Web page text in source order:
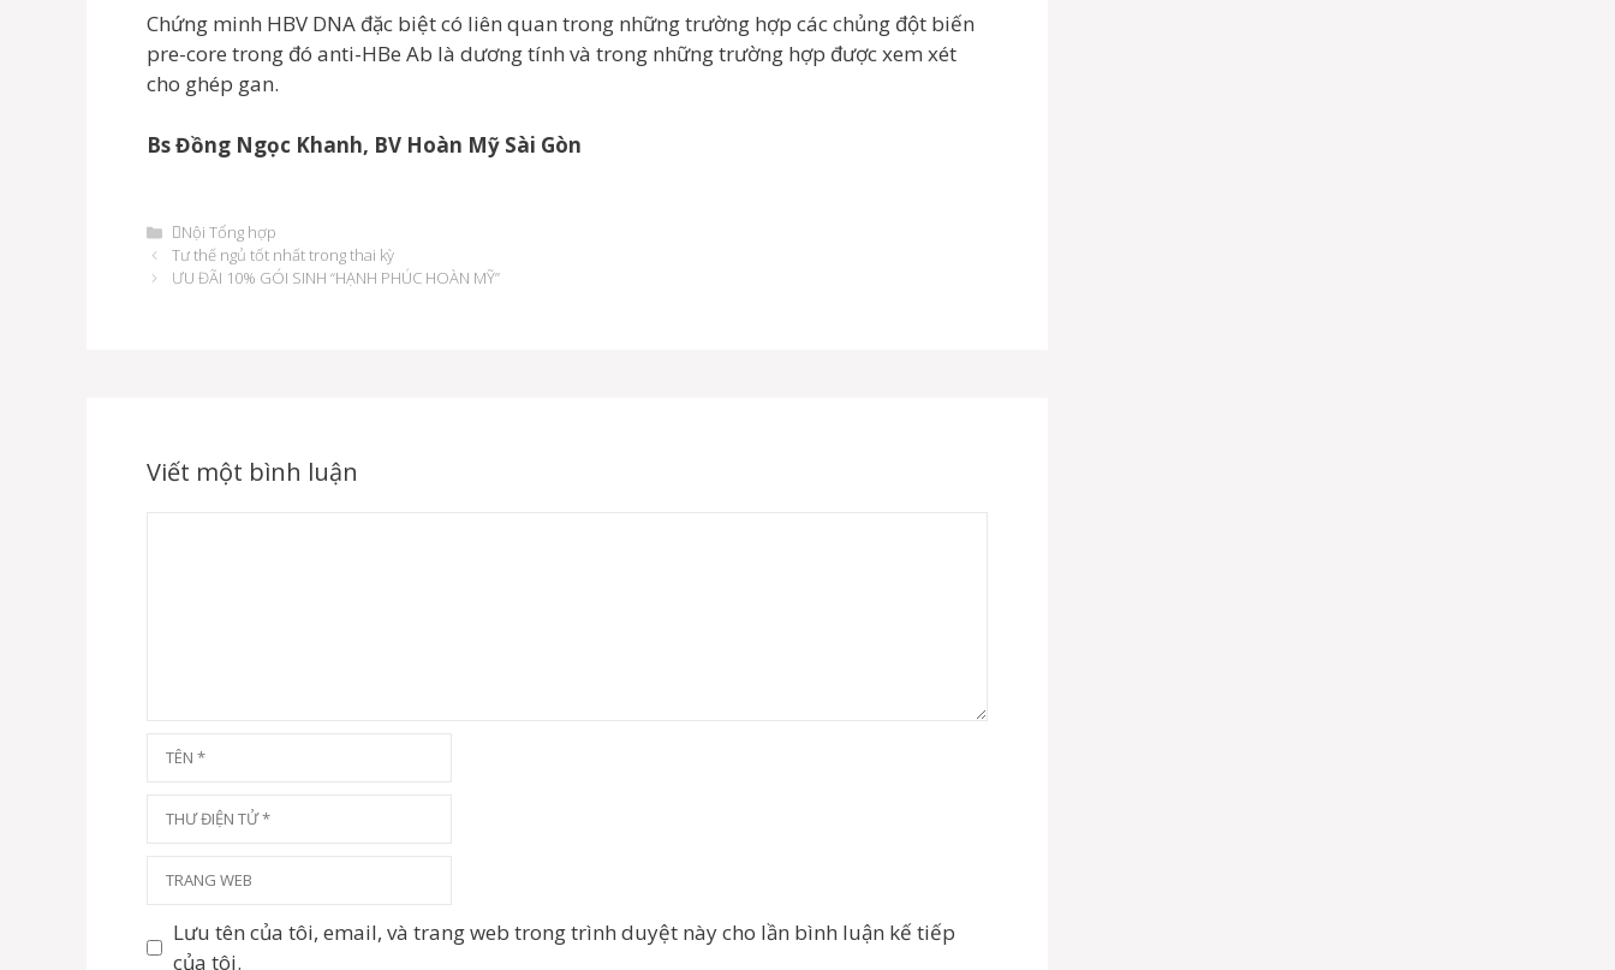
Chứng minh HBV DNA đặc biệt có liên quan trong những trường hợp các chủng đột biến
pre-core trong đó anti-HBe Ab là dương tính và trong những trường hợp được xem xét
cho ghép gan.
Bs Đồng Ngọc Khanh, BV Hoàn Mỹ Sài Gòn
Danh
mục
Nội Tổng hợp
Điều
hướng
Tư thế ngủ tốt nhất trong thai kỳ
ƯU ĐÃI 10% GÓI SINH “HẠNH PHÚC HOÀN MỸ”
Viết một bình luận
Tên
Thư
Trang
Lưu tên của tôi, email, và trang web trong trình duyệt này cho lần bình luận kế tiếp
của tôi.